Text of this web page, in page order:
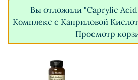
Вы отложили "Caprylic
Комплекс с Каприловой
Просмотр